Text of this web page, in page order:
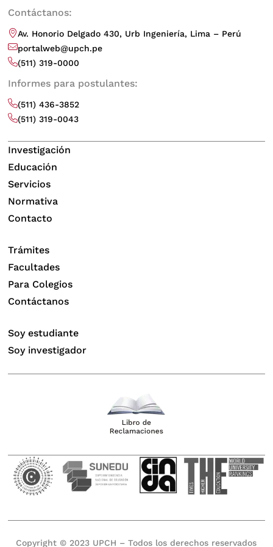
Contáctanos:
Av. Honorio Delgado 430, Urb Ingeniería, Lima – Perú
portalweb@upch.pe
(511) 319-0000
Informes para postulantes:
(511) 436-3852
(511) 319-0043
Investigación
Educación
Servicios
Normativa
Contacto
Trámites
Facultades
Para Colegios
Contáctanos
Soy estudiante
Soy investigador
Copyright © 2023 UPCH – Todos los derechos reservados